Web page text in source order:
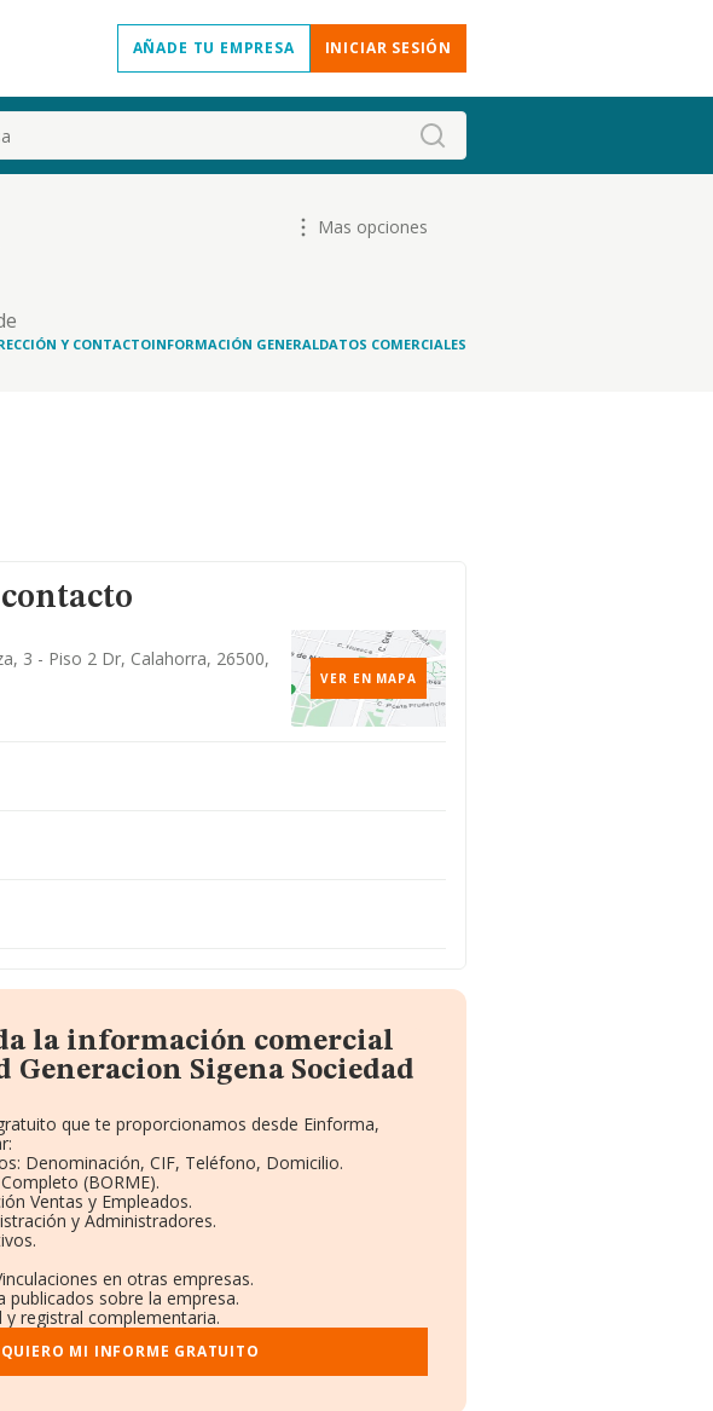
AÑADE TU EMPRESA INICIAR SESIÓN
de
Mas opciones
Y CONTACTOINFORMACIÓN GENERALDATOS COMERCIALES
3 - Piso 2 Dr, Calahorra, 26500,
VER EN MAPA
la información comercial
Generacion Sigena Sociedad
que te proporcionamos desde Einforma,
Denominación, CIF, Teléfono, Domicilio.
(BORME).
Ventas y Empleados.
y Administradores.
en otras empresas.
publicados sobre la empresa.
registral complementaria.
QUIERO MI INFORME GRATUITO